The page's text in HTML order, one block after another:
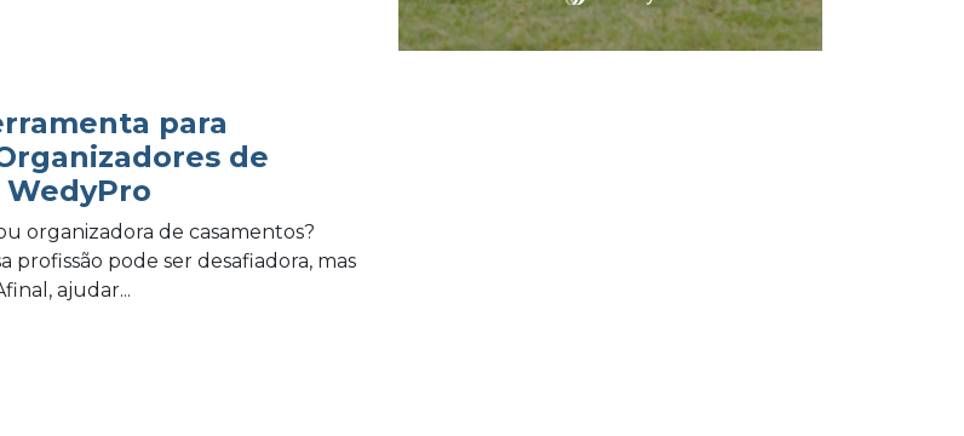
para
de
WedyPro
organizadora de casamentos?
profissão pode ser desafiadora, mas
ajudar...